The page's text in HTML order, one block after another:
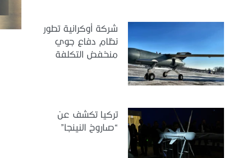
شركة أوكرانية تطور
نظام دفاع جوي
منخفض التكلفة
تركيا تكشف عن
“صاروخ النينجا”